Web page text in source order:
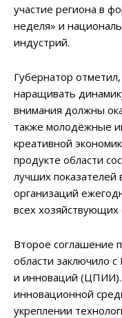
участие региона в
неделя» и
индустрий.
Губернатор
наращивать
внимания должны
также молодёжные
креативной
продукте области
лучших показателей
организаций
всех хозяйствующих
Второе соглашение
области заключило
и инноваций (ЦПИИ).
инновационной
укреплении